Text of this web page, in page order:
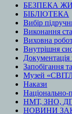
БЕЗПЕКА
БІБЛІОТЕКА
Вибір
Виконання
Виховна
Внутрішня
Документація
Запобігання
Музей
Накази
Національно-
НМТ, ЗНО,
НОВИНИ